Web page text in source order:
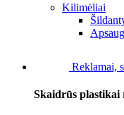
Kilimėliai
Reklamai,
Skaidrūs plastikai